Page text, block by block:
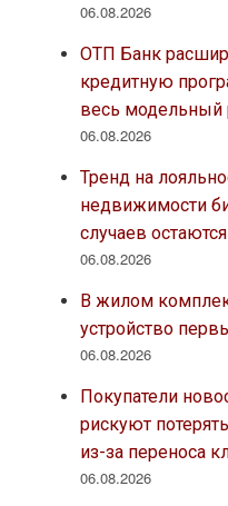
06.08.2026
ОТП Банк
кредитную
весь модельный
06.08.2026
Тренд на
недвижимости
случаев
06.08.2026
В жилом
устройство
06.08.2026
Покупатели
рискуют
из-за переноса
06.08.2026